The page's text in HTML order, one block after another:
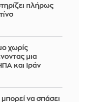
πλήρως
χωρίς
μια
και Ιράν
να σπάσει